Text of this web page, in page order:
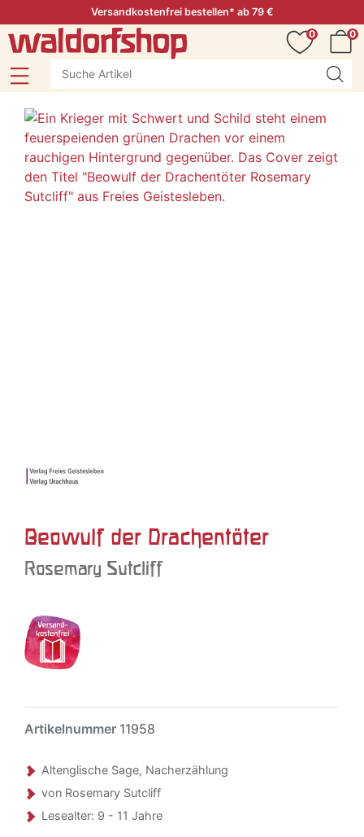
Versandkostenfrei bestellen* ab 79 €
0
0
Beowulf der Drachentöter
Rosemary Sutcliff
Artikelnummer 11958
Altenglische Sage, Nacherzählung
von Rosemary Sutcliff
Lesealter: 9 - 11 Jahre